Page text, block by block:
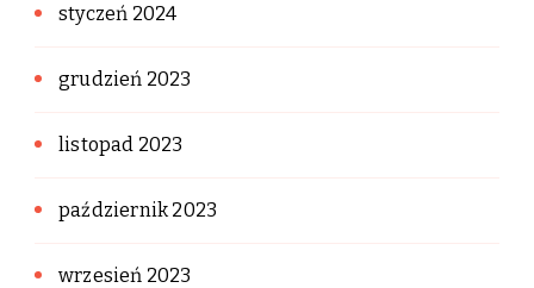
styczeń 2024
grudzień 2023
listopad 2023
październik 2023
wrzesień 2023